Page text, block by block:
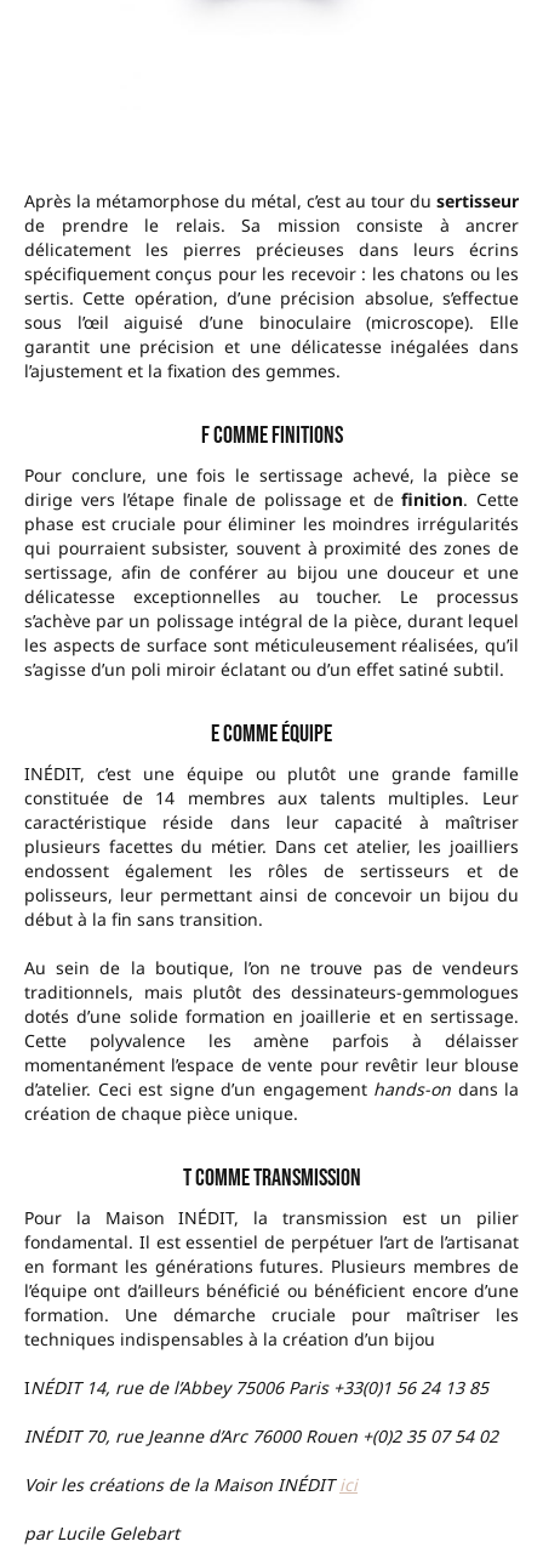
Après la métamorphose du métal, c’est au tour du sertisseur
de prendre le relais. Sa mission consiste à ancrer
délicatement les pierres précieuses dans leurs écrins
spécifiquement conçus pour les recevoir : les chatons ou les
sertis. Cette opération, d’une précision absolue, s’effectue
sous l’œil aiguisé d’une binoculaire (microscope). Elle
garantit une précision et une délicatesse inégalées dans
l’ajustement et la fixation des gemmes.
F comme finitions
Pour conclure, une fois le sertissage achevé, la pièce se
dirige vers l’étape finale de polissage et definition. Cette
phase est cruciale pour éliminer les moindres irrégularités
qui pourraient subsister, souvent à proximité des zones de
sertissage, afin de conférer au bijou une douceur et une
délicatesse exceptionnelles au toucher. Le processus
s’achève par un polissage intégral de la pièce, durant lequel
les aspects de surface sont méticuleusement réalisées, qu’il
s’agisse d’un poli miroir éclatant ou d’un effet satiné subtil.
E comme équipe
INÉDIT, c’est une équipe ou plutôt une grande famille
constituée de 14 membres aux talents multiples. Leur
caractéristique réside dans leur capacité à maîtriser
plusieurs facettes du métier. Dans cet atelier, les joailliers
endossent également les rôles de sertisseurs et de
polisseurs, leur permettant ainsi de concevoir un bijou du
début à la fin sans transition.
Au sein de la boutique, l’on ne trouve pas de vendeurs
traditionnels, mais plutôt des dessinateurs-gemmologues
dotés d’une solide formation en joaillerie et en sertissage.
Cette polyvalence les amène parfois à délaisser
momentanément l’espace de vente pour revêtir leur blouse
d’atelier. Ceci est signe d’un engagement hands-on dans la
création de chaque pièce unique.
T comme transmission
Pour la Maison INÉDIT, la transmission est un pilier
fondamental. Il est essentiel de perpétuer l’art de l’artisanat
en formant les générations futures. Plusieurs membres de
l’équipe ont d’ailleurs bénéficié ou bénéficient encore d’une
formation. Une démarche cruciale pour maîtriser les
techniques indispensables à la création d’un bijou
INÉDIT 14, rue de l’Abbey 75006 Paris +33(0)1 56 24 13 85
INÉDIT 70, rue Jeanne d’Arc 76000 Rouen +(0)2 35 07 54 02
Voir les créations de la Maison INÉDITici
par Lucile Gelebart